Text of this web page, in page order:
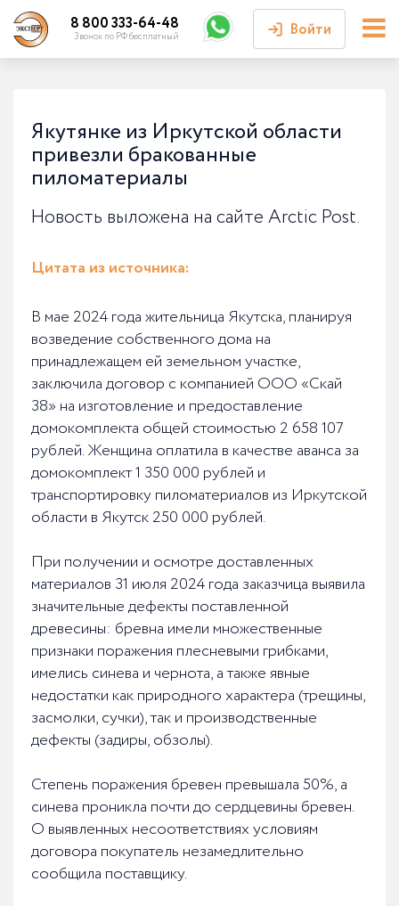
Войти
Личный кабинет
8 800 333-64-48
Звонок по РФ бесплатный
Якутянке из Иркутской области
привезли бракованные
пиломатериалы
Новость выложена на сайте Arctic Post.
Цитата из источника:
В мае 2024 года жительница Якутска, планируя
возведение собственного дома на
принадлежащем ей земельном участке,
заключила договор с компанией ООО «Скай
38» на изготовление и предоставление
домокомплекта общей стоимостью 2 658 107
рублей. Женщина оплатила в качестве аванса за
домокомплект 1 350 000 рублей и
транспортировку пиломатериалов из Иркутской
области в Якутск 250 000 рублей.
При получении и осмотре доставленных
материалов 31 июля 2024 года заказчица выявила
значительные дефекты поставленной
древесины: бревна имели множественные
признаки поражения плесневыми грибками,
имелись синева и чернота, а также явные
недостатки как природного характера (трещины,
засмолки, сучки), так и производственные
дефекты (задиры, обзолы).
Степень поражения бревен превышала 50%, а
синева проникла почти до сердцевины бревен.
О выявленных несоответствиях условиям
договора покупатель незамедлительно
сообщила поставщику.